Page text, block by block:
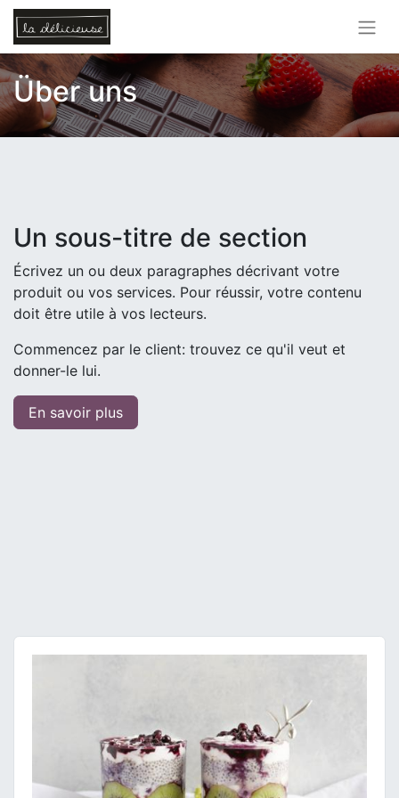
Über uns
Un sous-titre de section
Écrivez un ou deux paragraphes décrivant votre
produit ou vos services. Pour réussir, votre contenu
doit être utile à vos lecteurs.
Commencez par le client: trouvez ce qu'il veut et
donner-le lui.
En savoir plus